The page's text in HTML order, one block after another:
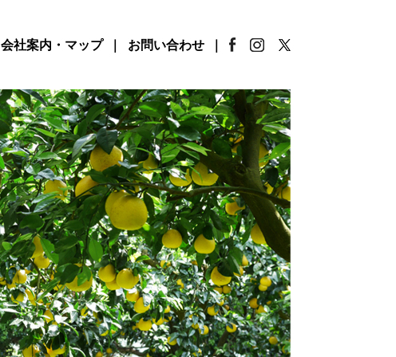
会社案内・マップ お問い合わせ